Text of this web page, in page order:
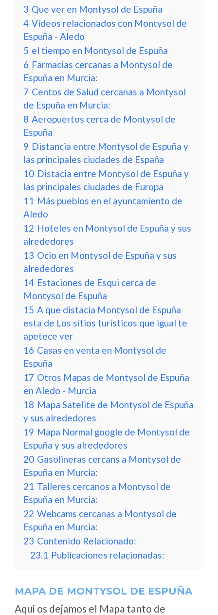
3 Que ver en Montysol de Espuña
4 Vídeos relacionados con Montysol de
Espuña - Aledo
5 el tiempo en Montysol de Espuña
6 Farmacias cercanas a Montysol de
Espuña en Murcia:
7 Centos de Salud cercanas a Montysol
de Espuña en Murcia:
8 Aeropuertos cerca de Montysol de
Espuña
9 Distancia entre Montysol de Espuña y
las principales ciudades de España
10 Distacia entre Montysol de Espuña y
las principales ciudades de Europa
11 Más pueblos en el ayuntamiento de
Aledo
12 Hoteles en Montysol de Espuña y sus
alrededores
13 Ocio en Montysol de Espuña y sus
alrededores
14 Estaciones de Esqui cerca de
Montysol de Espuña
15 A que distacia Montysol de Espuña
esta de Los sitios turisticos que igual te
apetece ver
16 Casas en venta en Montysol de
Espuña
17 Otros Mapas de Montysol de Espuña
en Aledo - Murcia
18 Mapa Satelite de Montysol de Espuña
y sus alrededores
19 Mapa Normal google de Montysol de
Espuña y sus alrededores
20 Gasolineras cercans a Montysol de
Espuña en Murcia:
21 Talleres cercanos a Montysol de
Espuña en Murcia:
22 Webcams cercanas a Montysol de
Espuña en Murcia:
23 Contenido Relacionado:
23.1 Publicaciones relacionadas:
MAPA DE MONTYSOL DE ESPUÑA
Aqui os dejamos el Mapa tanto de